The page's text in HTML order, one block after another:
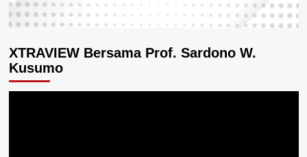
XTRAVIEW Bersama Prof. Sardono W.
Kusumo